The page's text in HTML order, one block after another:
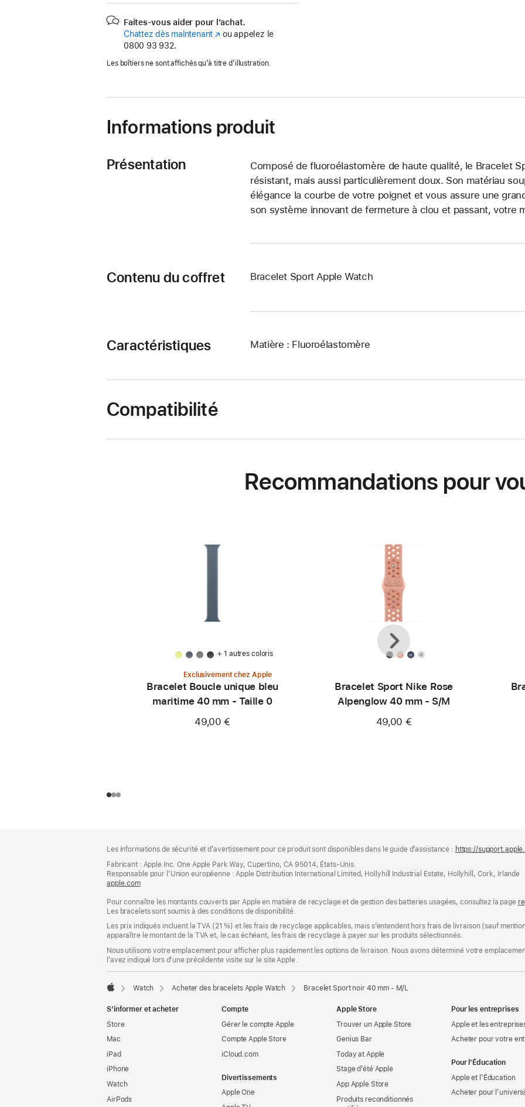
Faites-vous aider pour l’achat.
Chattez dès maintenant (s’ouvre
nouvelle
ou appelez le
0800 93 932.
Les boîtiers ne sont affichés qu’à titre d’illustration.
Informations produit
Présentation
Composé de fluoroélastomère de haute qualité, le Bracelet
résistant, mais aussi particulièrement doux. Son matériau
élégance la courbe de votre poignet et vous assure une
son système innovant de fermeture à clou et passant, votre
Contenu du coffret Bracelet Sport Apple Watch
Caractéristiques Matière : Fluoroélastomère
Compatibilité
Recommandations pour
+ 1 autres coloris
Exclusivement chez Apple
Bracelet Boucle unique bleu
maritime 40 mm - Taille 0
49,00 €
Bracelet Sport Nike Rose
Alpenglow 40 mm - S/M
49,00 €
Précédent
Suivant
de
page
de
bas
de
page
Les informations de sécurité et d’avertissement pour ce produit sont disponibles dans le guide d’assistance : https://
Fabricant : Apple Inc. One Apple Park Way, Cupertino, CA 95014, États-Unis.
Responsable pour l’Union européenne : Apple Distribution International Limited, Hollyhill Industrial Estate, Hollyhill, Cork, Irlande
apple.com(s’ouvre
une
nouvelle
fenêtre)
Pour connaître les montants couverts par Apple en matière de recyclage et de gestion des batteries usagées, consultez la page
Les bracelets sont soumis à des conditions de disponibilité.
Les prix indiqués incluent la TVA (21 %) et les frais de recyclage applicables, mais s’entendent hors frais de livraison (sauf
apparaître le montant de la TVA et, le cas échéant, les frais de recyclage à payer sur les produits sélectionnés.
Nous utilisons votre emplacement pour afficher plus rapidement les options de livraison. Nous avons déterminé votre
l’avez indiqué lors d’une précédente visite sur le site Apple.
Watch Acheter des bracelets Apple Watch Bracelet Sport noir 40 mm - M/L
S’informer et acheter
Store
Mac
iPad
iPhone
Watch
AirPods
Compte
Gérer le compte Apple
Compte Apple Store
iCloud.com
Divertissements
Apple One
Apple Store
Trouver un Apple Store
Genius Bar
Today at Apple
Stage d’été Apple
App Apple Store
Produits reconditionnés
Pour les entreprises
Apple et les
Acheter pour votre
Pour l’Éducation
Apple et l’Éducation
Acheter pour